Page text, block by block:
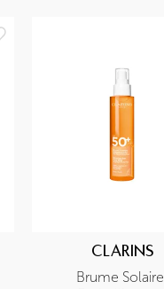
CLARINS
Brume Solaire